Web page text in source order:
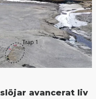
avancerat liv